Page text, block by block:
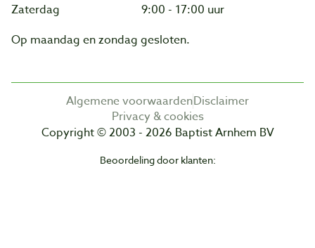
Zaterdag
9:00 - 17:00 uur
Op maandag en zondag gesloten.
Algemene voorwaardenDisclaimer
Privacy & cookies
Copyright © 2003 - 2026 Baptist Arnhem BV
Beoordeling door klanten: